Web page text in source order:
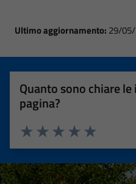
Ultimo aggiornamento: 29/
Quanto sono chiare
pagina?
Valuta 5
Valuta 4 stelle
Valuta 3 stelle su 5
Valuta 2 stelle su 5
Valuta 1 stelle su 5